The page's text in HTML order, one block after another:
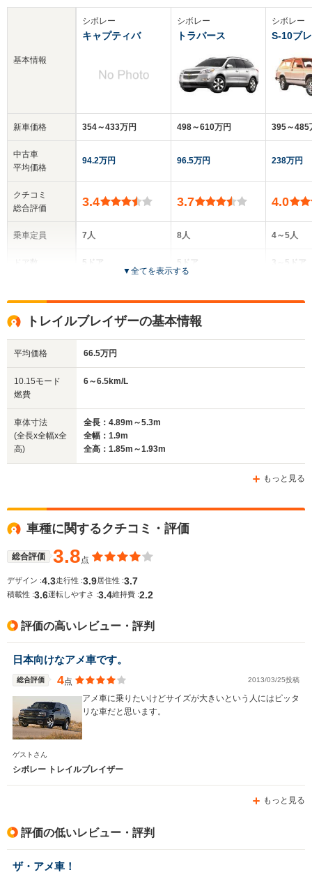
基本情報
新車価格
中古車
平均価格
クチコミ
総合評価
乗車定員
サイズ
(全長x全幅x全高)
WLTCモード
燃費
排気量
駆動方式
シボレー
キャプティバ
354～433万円
94.2万円
3.4
7人
5ドア
全高
全長
-m
-
2382cc
4WD
シボレー
トラバース
498～610万円
96.5万円
3.7
8人
5ドア
全高
-
シボレー
S-10ブ
395～485
238万円
4.0
4～5人
3～5ドア
全
▼全てを表示する
トレイルブレイザーの基本情報
平均価格 66.5万円
10.15モード
燃費
6～6.5km/L
車体寸法
(全長x全幅x全
高)
全長：4.89m～5.3m
全幅：1.9m
全高：1.85m～1.93m
もっと見る
車種に関するクチコミ・評価
総合評価 3.8点
デザイン :4.3走行性 :3.9居住性 :3.7
積載性 :3.6運転しやすさ :3.4維持費 :2.2
評価の高いレビュー・評判
日本向けなアメ車です。
総合評価 4点 2013/03/25投稿
アメ車に乗りたいけどサイズが大きいという人にはピッタ
リな車だと思います。
ゲストさん
シボレー トレイルブレイザー
もっと見る
評価の低いレビュー・評判
ザ・アメ車！